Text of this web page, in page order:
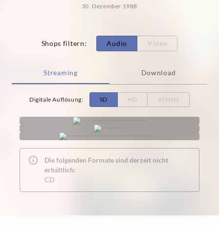
30. Dezember 1988
Shops filtern: Audio Video
Streaming Download
Digitale Auflösung: SD HD ATMOS
Die folgenden Formate sind derzeit nicht
erhältlich:
CD